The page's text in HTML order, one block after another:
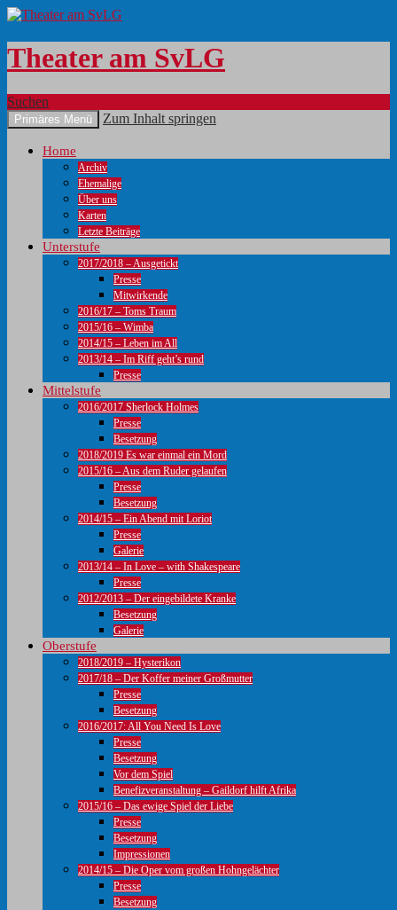
Theater am SvLG
Suchen
Primäres Menü Zum Inhalt springen
Home
Archiv
Ehemalige
Über uns
Karten
Letzte Beiträge
Unterstufe
2017/2018 – Ausgetickt
Presse
Mitwirkende
2016/17 – Toms Traum
2015/16 – Wimba
2014/15 – Leben im All
2013/14 – Im Riff geht’s rund
Presse
Mittelstufe
2016/2017 Sherlock Holmes
Presse
Besetzung
2018/2019 Es war einmal ein Mord
2015/16 – Aus dem Ruder gelaufen
Presse
Besetzung
2014/15 – Ein Abend mit Loriot
Presse
Galerie
2013/14 – In Love – with Shakespeare
Presse
2012/2013 – Der eingebildete Kranke
Besetzung
Galerie
Oberstufe
2018/2019 – Hysterikon
2017/18 – Der Koffer meiner Großmutter
Presse
Besetzung
2016/2017: All You Need Is Love
Presse
Besetzung
Vor dem Spiel
Benefizveranstaltung – Gaildorf hilft Afrika
2015/16 – Das ewige Spiel der Liebe
Presse
Besetzung
Impressionen
2014/15 – Die Oper vom großen Hohngelächter
Presse
Besetzung